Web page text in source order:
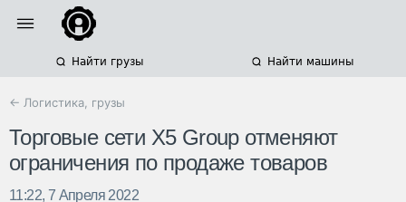
Найти грузы Найти машины
← Логистика, грузы
Торговые сети Х5 Group отменяют
ограничения по продаже товаров
11:22, 7 Апреля 2022